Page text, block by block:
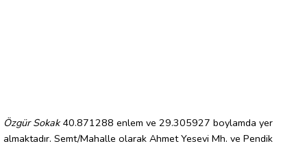
Özgür Sokak40.871288 enlem ve 29.305927 boylamda yer
almaktadır. Semt/Mahalle olarak Ahmet Yesevi Mh. ve Pendik